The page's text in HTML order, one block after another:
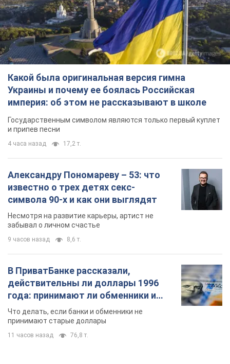
Какой была оригинальная версия гимна
Украины и почему ее боялась Российская
империя: об этом не рассказывают в школе
Государственным символом являются только первый куплет
и припев песни
4 часа назад 17,2 т.
Александру Пономареву – 53: что
известно о трех детях секс-
символа 90-х и как они выглядят
Несмотря на развитие карьеры, артист не
забывал о личном счастье
9 часов назад 8,6 т.
В ПриватБанке рассказали,
действительны ли доллары 1996
года: принимают ли обменники и
банки такие купюры
Что делать, если банки и обменники не
принимают старые доллары
11 часов назад 76,8 т.